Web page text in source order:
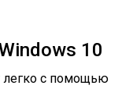
10
легко с помощью